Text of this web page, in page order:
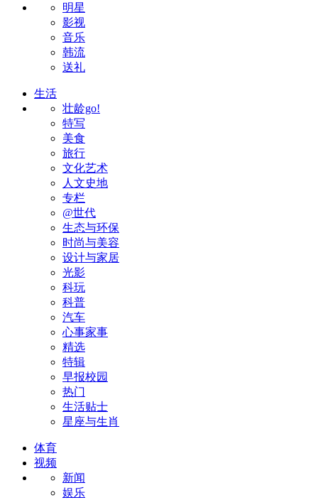
明星
影视
音乐
韩流
送礼
生活
壮龄go!
特写
美食
旅行
文化艺术
人文史地
专栏
@世代
生态与环保
时尚与美容
设计与家居
光影
科玩
科普
汽车
心事家事
精选
特辑
早报校园
热门
生活贴士
星座与生肖
体育
视频
新闻
娱乐